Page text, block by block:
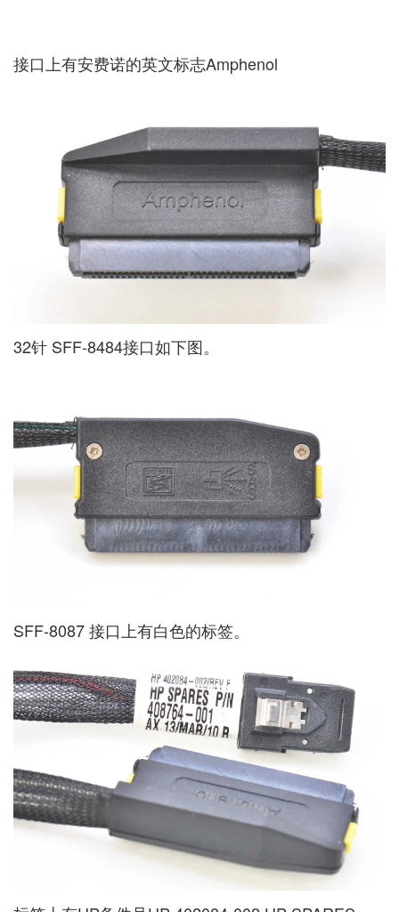
接口上有安费诺的英文标志Amphenol
32针 SFF-8484接口如下图。
SFF-8087 接口上有白色的标签。